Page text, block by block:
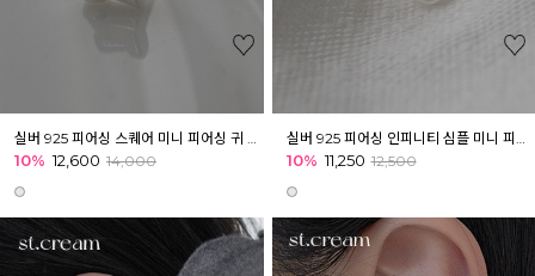
10% 12,600 14,000 10% 11,250 12,500